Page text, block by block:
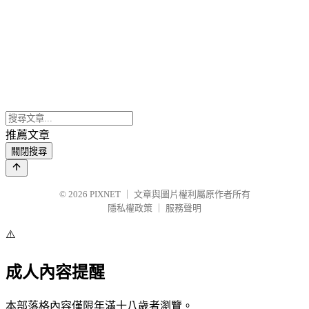
推薦文章
關閉搜尋
© 2026 PIXNET
文章與圖片權利屬原作者所有
隱私權政策
服務聲明
⚠️
成人內容提醒
本部落格內容僅限年滿十八歲者瀏覽。